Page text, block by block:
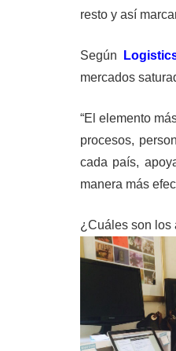
resto y así
Según
mercados
“El elemento
procesos,
cada país,
manera más
¿Cuáles son los